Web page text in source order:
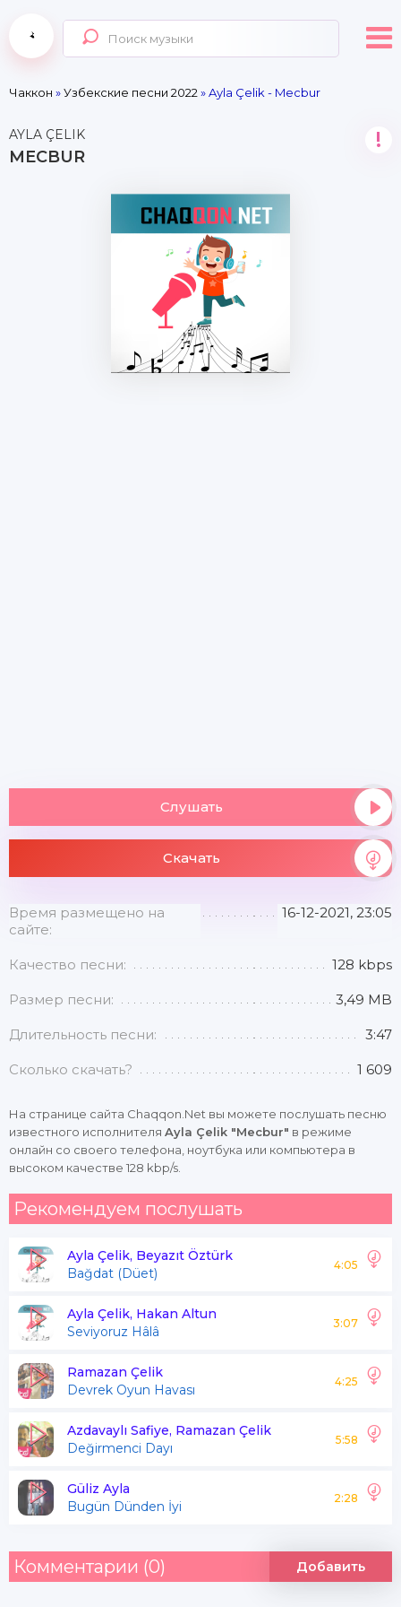
Чаккон »Узбекские песни 2022 » Ayla Çelik - Mecbur
AYLA ÇELIK
MECBUR
!
Слушать
Скачать
Время размещено на
сайте:
16-12-2021, 23:05
Качество песни: 128 kbps
Размер песни: 3,49 MB
Длительность песни: 3:47
Сколько скачать? 1 609
На странице сайта Chaqqon.Net вы можете послушать песню
известного исполнителя Ayla Çelik "Mecbur" в режиме
онлайн со своего телефона, ноутбука или компьютера в
высоком качестве 128 kbp/s.
Рекомендуем послушать
Ayla Çelik, Beyazıt Öztürk
Bağdat (Düet)
4:05
Ayla Çelik, Hakan Altun
Seviyoruz Hâlâ
3:07
Ramazan Çelik
Devrek Oyun Havası
4:25
Azdavaylı Safiye, Ramazan Çelik
Değirmenci Dayı
5:58
Güliz Ayla
Bugün Dünden İyi
2:28
Комментарии (0) Добавить